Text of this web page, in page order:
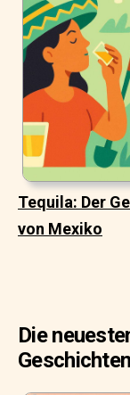
Tequila: Der
von Mexiko
Die
Geschichten